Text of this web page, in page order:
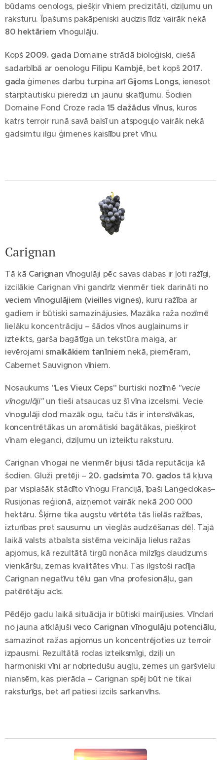
būdams oenologs, piešķir vīniem precizitāti, dziļumu un
raksturu. Īpašums pakāpeniski audzis līdz vairāk nekā
80 hektāriem vīnogulāju.
Kopš 2009. gada Domaine strādā bioloģiski, ciešā
sadarbībā ar oenologu Filipu Kambjē, bet kopš 2017.
gada ģimenes darbu turpina arī Gijoms Longs, ienesot
starptautisku pieredzi un jaunu skatījumu. Šodien
Domaine Fond Croze rada15 dažādus vīnus, kuros
katrs terroir runā savā balsī un atspoguļo vairāk nekā
gadsimtu ilgu ģimenes kaislību pret vīnu.
Carignan
Tā kā Carignanvīnogulāji pēc savas dabas ir ļoti ražīgi,
izcilākie Carignan vīni gandrīz vienmēr tiek darināti no
veciem vīnogulājiem (vieilles vignes), kuru ražība ar
gadiem ir būtiski samazinājusies. Mazāka raža nozīmē
lielāku koncentrāciju – šādos vīnos augļainums ir
izteikts, garša bagātīga un tekstūra maiga, ar
ievērojamismalkākiem tanīniem nekā, piemēram,
Cabernet Sauvignon vīniem.
Nosaukums "Les Vieux Ceps" burtiski nozīmē "vecie
vīnogulāji"un tieši atsaucas uz šī vīna izcelsmi. Vecie
vīnogulāji dod mazāk ogu, taču tās ir intensīvākas,
koncentrētākas un aromātiski bagātākas, piešķirot
vīnam eleganci, dziļumu un izteiktu raksturu.
Carignan vīnogai ne vienmēr bijusi tāda reputācija kā
šodien. Gluži pretēji – 20. gadsimta 70. gadostā kļuva
par visplašāk stādīto vīnogu Francijā, īpaši Langedokas–
Rusijonas reģionā, aizņemot vairāk nekā 200 000
hektāru. Šķirne tika augstu vērtēta tās lielās ražības,
izturības pret sausumu un vieglās audzēšanas dēļ. Tajā
laikā valsts atbalsta sistēma veicināja lielus ražas
apjomus, kā rezultātā tirgū nonāca milzīgs daudzums
vienkāršu, zemas kvalitātes vīnu. Tas ilgstoši radīja
Carignan negatīvu tēlu gan vīna profesionāļu, gan
patērētāju acīs.
Pēdējo gadu laikā situācija ir būtiski mainījusies. Vīndari
no jauna atklājuši veco Carignan vīnogulāju potenciālu,
samazinot ražas apjomus un koncentrējoties uz terroir
izpausmi. Rezultātā rodas izteiksmīgi, dziļi un
harmoniski vīni ar nobriedušu augļu, zemes un garšvielu
niansēm, kas pierāda – Carignan spēj būt ne tikai
raksturīgs, bet arī patiesi izcils sarkanvīns.